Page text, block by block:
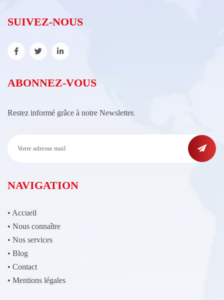
SUIVEZ-NOUS
ABONNEZ-VOUS
Restez informé grâce à notre Newsletter.
NAVIGATION
• Accueil
• Nous connaître
• Nos services
• Blog
• Contact
• Mentions légales